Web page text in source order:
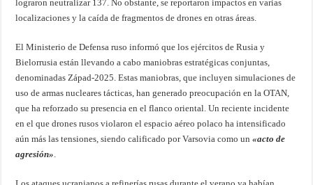
lograron neutralizar 137. No obstante, se reportaron impactos en varias
localizaciones y la caída de fragmentos de drones en otras áreas.
El Ministerio de Defensa ruso informó que los ejércitos de Rusia y
Bielorrusia están llevando a cabo maniobras estratégicas conjuntas,
denominadas Západ-2025. Estas maniobras, que incluyen simulaciones de
uso de armas nucleares tácticas, han generado preocupación en la OTAN,
que ha reforzado su presencia en el flanco oriental. Un reciente incidente
en el que drones rusos violaron el espacio aéreo polaco ha intensificado
aún más las tensiones, siendo calificado por Varsovia como un«acto de
agresión».